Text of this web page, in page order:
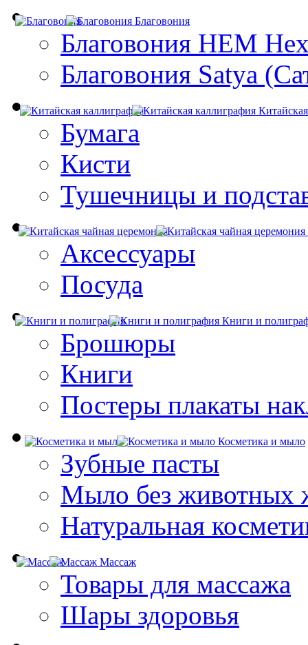
Благовония
Благовония HEM
Благовония Satya
Бумага
Кисти
Тушечницы и
Аксессуары
Посуда
Книги и
Брошюры
Книги
Постеры плакаты
Косметика и мыло
Зубные пасты
Мыло без животных
Натуральная
Массаж
Товары для массажа
Шары здоровья